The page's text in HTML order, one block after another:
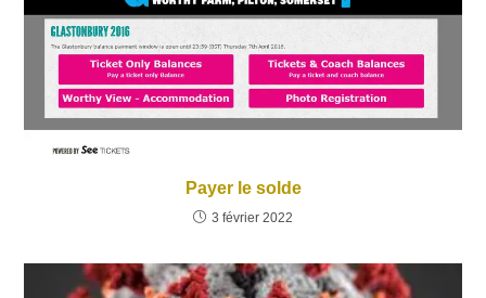
Payer le solde
3 février 2022